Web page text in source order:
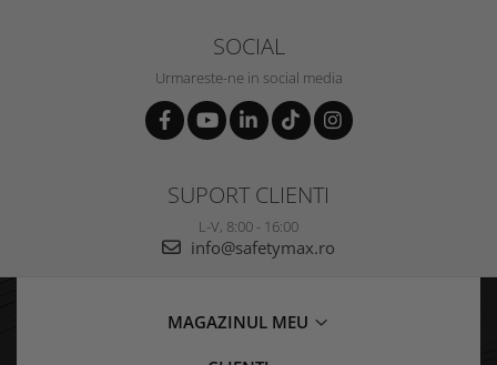
SOCIAL
Urmareste-ne in social media
SUPORT CLIENTI
L-V, 8:00 - 16:00
info@safetymax.ro
MAGAZINUL MEU